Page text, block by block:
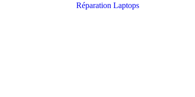
Réparation Laptops